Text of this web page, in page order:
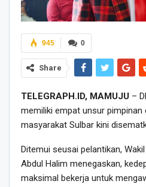
0
945
Share
TELEGRAPH.ID, MAMUJU –
memiliki empat unsur pimpinan
masyarakat Sulbar kini
Ditemui seusai pelantikan,
Abdul Halim menegaskan,
maksimal bekerja untuk